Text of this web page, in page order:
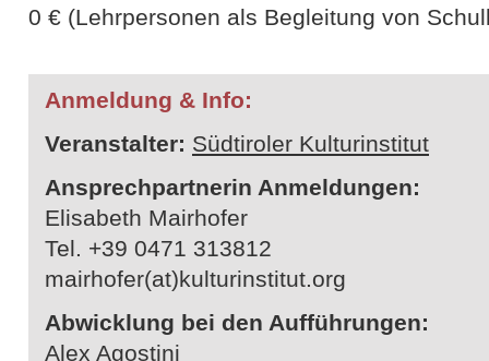
0 € (Lehrpersonen als Begleitung von
Anmeldung & Info:
Veranstalter: Südtiroler Kulturinstitut
Ansprechpartnerin Anmeldungen:
Elisabeth Mairhofer
Tel. +39 0471 313812
mairhofer(at)kulturinstitut.org
Abwicklung bei den Aufführungen:
Alex Agostini